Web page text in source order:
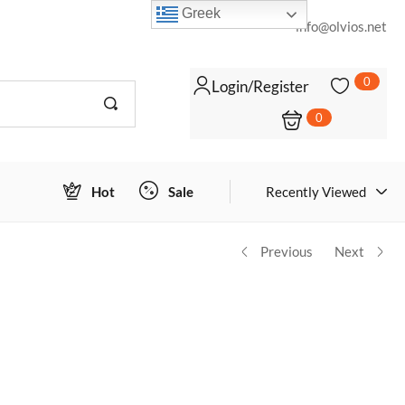
info@olvios.net
Login/Register 0
0
Hot Sale Recently Viewed
Previous Next
Login to view prices ΠΡΟΣΘΉΚΗ ΣΤΟ ΚΑΛΆΘΙ
Greek